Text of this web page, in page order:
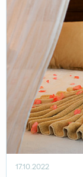
17.10.2022